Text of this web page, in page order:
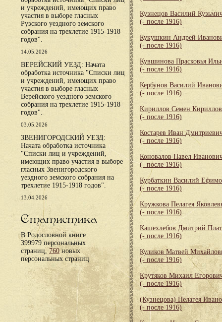
и учреждений, имеющих право
участия в выборе гласных
Рузского уездного земского
собрания на трехлетие 1915-1918
годов".
14.05.2026
ВЕРЕЙСКИЙ УЕЗД: Начата
обработка источника "Списки лиц
и учреждений, имеющих право
участия в выборе гласных
Верейского уездного земского
собрания на трехлетие 1915-1918
годов".
03.05.2026
ЗВЕНИГОРОДСКИЙ УЕЗД:
Начата обработка источника
"Списки лиц и учреждений,
имеющих право участия в выборе
гласных Звенигородского
уездного земского собрания на
трехлетие 1915-1918 годов".
13.04.2026
Статистика
В Родословной книге
399979 персональных
страниц, 760новых
персональных страниц
Кузнецов Василий
(- после 1916)
Кукушкин Андрей
(- после 1916)
Кувшинова Прасковья
(- после 1916)
Кербунов Василий
(- после 1916)
Кириллов Семен
(- после 1916)
Костарев Иван
(- после 1916)
Коновалов Павел
(- после 1916)
Курбаткин Василий
(- после 1916)
Кружкова Пелагея
(- после 1916)
Кашехлебов Дмитрий
(- после 1916)
Куликов Матвей
(- после 1916)
Крутяков Михаил
(- после 1916)
(Кузнецова) Пелагея
(- после 1916)